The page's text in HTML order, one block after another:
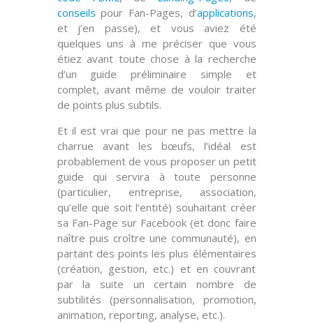
conseils pour Fan-Pages, d’applications,
et j’en passe), et vous aviez été
quelques uns à me préciser que vous
étiez avant toute chose à la recherche
d’un guide préliminaire simple et
complet, avant même de vouloir traiter
de points plus subtils.
Et il est vrai que pour ne pasmettre la
charrue avant les bœufs, l’idéal est
probablement de vous proposer un petit
guide qui servira à toute personne
(particulier, entreprise, association,
qu’elle que soit l’entité) souhaitant créer
sa Fan-Page sur Facebook (et donc faire
naître puis croître une communauté), en
partant des points les plus élémentaires
(création, gestion, etc.) et en couvrant
par la suite un certain nombre de
subtilités (personnalisation, promotion,
animation, reporting, analyse, etc.).